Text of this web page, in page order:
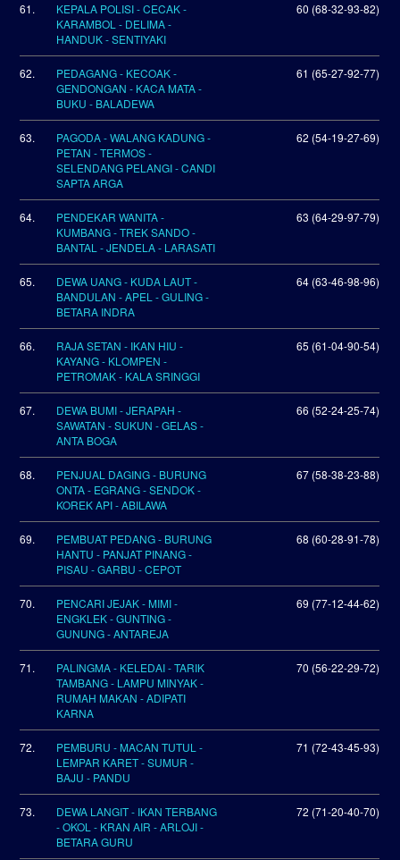
61.
KEPALA POLISI - CECAK -
KARAMBOL - DELIMA -
HANDUK - SENTIYAKI
60 (68-32-93-82)
62.
PEDAGANG - KECOAK -
GENDONGAN - KACA MATA -
BUKU - BALADEWA
61 (65-27-92-77)
63.
PAGODA - WALANG KADUNG -
PETAN - TERMOS -
SELENDANG PELANGI - CANDI
SAPTA ARGA
62 (54-19-27-69)
64.
PENDEKAR WANITA -
KUMBANG - TREK SANDO -
BANTAL - JENDELA - LARASATI
63 (64-29-97-79)
65.
DEWA UANG - KUDA LAUT -
BANDULAN - APEL - GULING -
BETARA INDRA
64 (63-46-98-96)
66.
RAJA SETAN - IKAN HIU -
KAYANG - KLOMPEN -
PETROMAK - KALA SRINGGI
65 (61-04-90-54)
67.
DEWA BUMI - JERAPAH -
SAWATAN - SUKUN - GELAS -
ANTA BOGA
66 (52-24-25-74)
68.
PENJUAL DAGING - BURUNG
ONTA - EGRANG - SENDOK -
KOREK API - ABILAWA
67 (58-38-23-88)
69.
PEMBUAT PEDANG - BURUNG
HANTU - PANJAT PINANG -
PISAU - GARBU - CEPOT
68 (60-28-91-78)
70.
PENCARI JEJAK - MIMI -
ENGKLEK - GUNTING -
GUNUNG - ANTAREJA
69 (77-12-44-62)
71.
PALINGMA - KELEDAI - TARIK
TAMBANG - LAMPU MINYAK -
RUMAH MAKAN - ADIPATI
KARNA
70 (56-22-29-72)
72.
PEMBURU - MACAN TUTUL -
LEMPAR KARET - SUMUR -
BAJU - PANDU
71 (72-43-45-93)
73.
DEWA LANGIT - IKAN TERBANG
- OKOL - KRAN AIR - ARLOJI -
BETARA GURU
72 (71-20-40-70)